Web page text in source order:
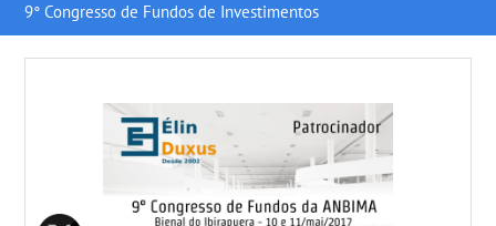
9° Congresso de Fundos de Investimentos